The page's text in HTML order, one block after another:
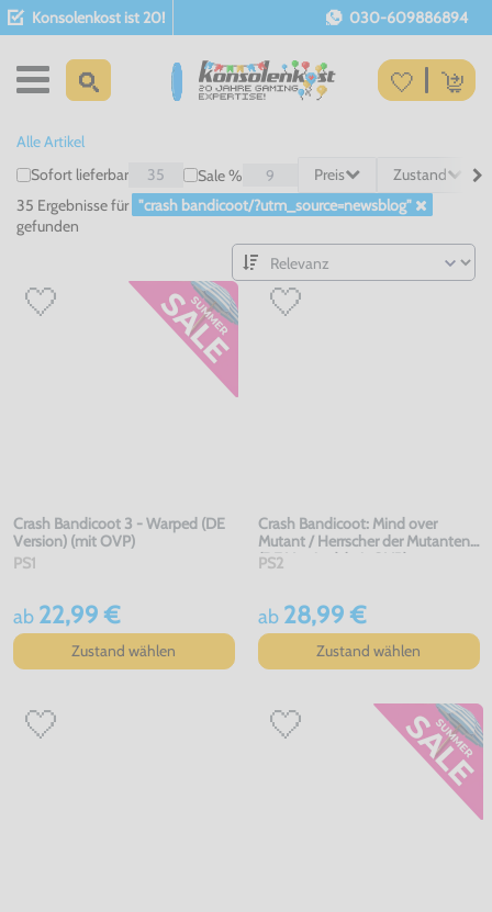
Konsolenkost ist 20! 030-609886894
Alle Artikel
Sofort lieferbar
35 Sale % 9 Preis
Zustand
35 Ergebnissefür "crash bandicoot/?utm_source=newsblog"
gefunden
Crash Bandicoot 3 - Warped (DE
Version) (mit OVP)
PS1
ab 22,99 €
Zustand wählen
Crash Bandicoot: Mind over
Mutant / Herrscher der Mutanten
(DE Version) (mit OVP)
PS2
ab 28,99 €
Zustand wählen